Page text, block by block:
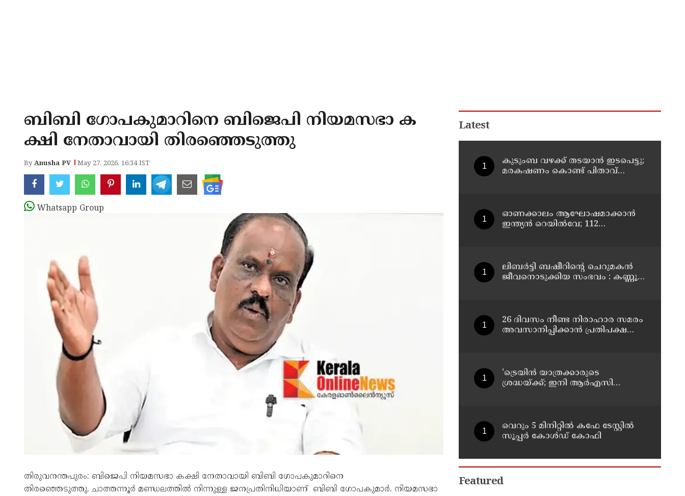
ബിബി ഗോപകുമാറിനെ ബിജെപി നിയമസഭാ ക
ക്ഷി നേതാവായി തിരഞ്ഞെടുത്തു
ByAnusha PV May 27, 2026, 16:34 IST
Whatsapp Group
തിരുവനന്തപുരം: ബിജെപി നിയമസഭാ കക്ഷി നേതാവായി ബിബി ഗോപകുമാറിനെ
തിരഞ്ഞെടുത്തു. ചാത്തന്നൂർ മണ്ഡലത്തിൽ നിന്നുള്ള ജനപ്രതിനിധിയാണ് ബിബി ഗോപകുമാർ. നിയമസഭാ
Latest
കുടുംബ വഴക്ക് തടയാന്‍ ഇടപെട്ടു;
മരകഷണം കൊണ്ട് പിതാവ്
ഓണക്കാലം ആഘോഷമാക്കാൻ
ഇന്ത്യൻ റെയിൽവേ; 112
ലിബർട്ടി ബഷീറിന്റെ ചെറുമകൻ
ജീവനൊടുക്കിയ സംഭവം : കണ്ണൂർ
പരാതിയുമായിബന്ധുക്കൾ
26 ദിവസം നീണ്ട നിരാഹാര സമരം
അവസാനിപ്പിക്കാൻ പ്രതിപക്ഷ
'ട്രെയിൻ യാത്രക്കാരുടെ
ശ്രദ്ധയ്ക്ക്‌; ഇനി ആർഎസി
വെറും 5 മിനിറ്റിൽ കഫേ ടേസ്റ്റിൽ
സൂപ്പർ കോൾഡ് കോഫി
Featured